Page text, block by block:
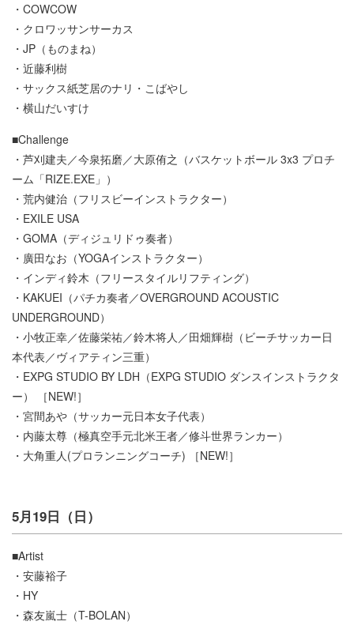
・COWCOW
・クロワッサンサーカス
・JP（ものまね）
・近藤利樹
・サックス紙芝居のナリ・こばやし
・横山だいすけ
■Challenge
・芦刈建夫／今泉拓磨／大原侑之（バスケットボール 3x3 プロチ
ーム「RIZE.EXE」）
・荒内健治（フリスビーインストラクター）
・EXILE USA
・GOMA（ディジュリドゥ奏者）
・廣田なお（YOGAインストラクター）
・インディ鈴木（フリースタイルリフティング）
・KAKUEI（パチカ奏者／OVERGROUND ACOUSTIC
UNDERGROUND）
・小牧正幸／佐藤栄祐／鈴木将人／田畑輝樹（ビーチサッカー日
本代表／ヴィアティン三重）
・EXPG STUDIO BY LDH（EXPG STUDIO ダンスインストラクタ
ー） ［NEW!］
・宮間あや（サッカー元日本女子代表）
・内藤太尊（極真空手元北米王者／修斗世界ランカー）
・大角重人(プロランニングコーチ) ［NEW!］
5月19日（日）
■Artist
・安藤裕子
・HY
・森友嵐士（T-BOLAN）